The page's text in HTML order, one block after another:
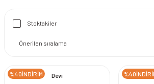
Stoktakiler
%40İNDİRİM
Devi